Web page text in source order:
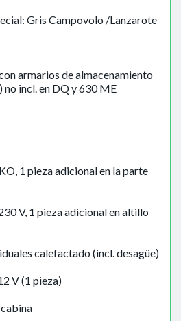
Gris Campovolo /Lanzarote
armarios de almacenamiento
no incl. en DQ y 630 ME
1 pieza adicional en la parte
V, 1 pieza adicional en altillo
calefactado (incl. desagüe)
V (1 pieza)